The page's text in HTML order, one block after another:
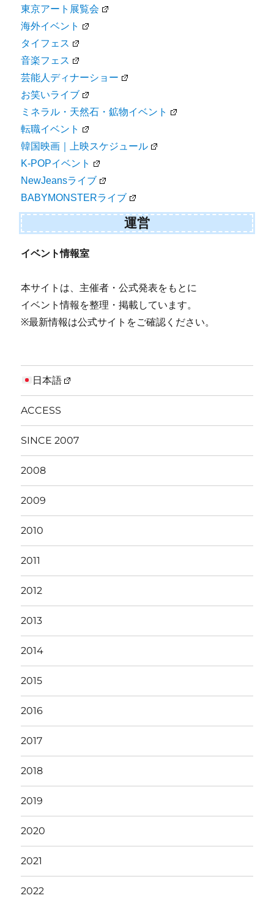
東京アート展覧会
海外イベント
タイフェス
音楽フェス
芸能人ディナーショー
お笑いライブ
ミネラル・天然石・鉱物イベント
転職イベント
韓国映画｜上映スケジュール
K-POPイベント
NewJeansライブ
BABYMONSTERライブ
運営
イベント情報室
本サイトは、主催者・公式発表をもとに
イベント情報を整理・掲載しています。
※最新情報は公式サイトをご確認ください。
日本語
ACCESS
SINCE 2007
2008
2009
2010
2011
2012
2013
2014
2015
2016
2017
2018
2019
2020
2021
2022